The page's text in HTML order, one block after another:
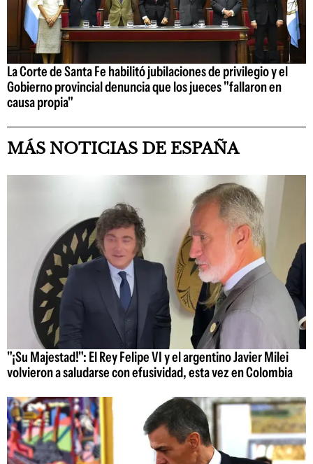
La Corte de Santa Fe habilitó jubilaciones de privilegio y el
Gobierno provincial denuncia que los jueces "fallaron en
causa propia"
MÁS NOTICIAS DE ESPAÑA
"¡Su Majestad!": El Rey Felipe VI y el argentino Javier Milei
volvieron a saludarse con efusividad, esta vez en Colombia